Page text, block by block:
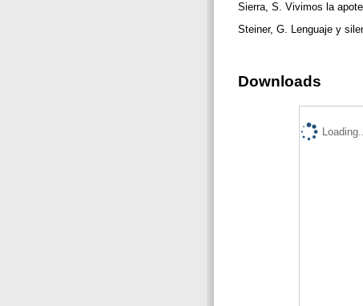
Sierra, S. Vivimos la
Steiner, G. Lenguaje y
Downloads